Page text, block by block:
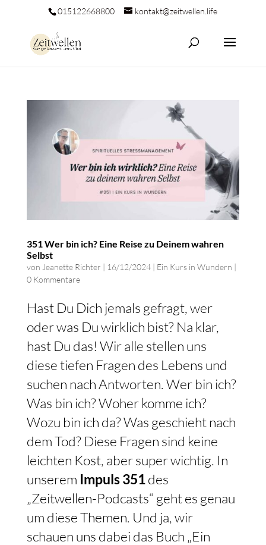
015122668800 kontakt@zeitwellen.life
351 Wer bin ich? Eine Reise zu Deinem wahren
Selbst
von Jeanette Richter | 16/12/2024| Ein Kurs in Wundern |
0 Kommentare
Hast Du Dich jemals gefragt, wer
oder was Du wirklich bist? Na klar,
hast Du das! Wir alle stellen uns
diese tiefen Fragen des Lebens und
suchen nach Antworten. Wer bin ich?
Was bin ich? Woher komme ich?
Wozu bin ich da? Was geschieht nach
dem Tod? Diese Fragen sind keine
leichten Kost, aber super wichtig. In
unserem Impuls 351des
„Zeitwellen-Podcasts“ geht es genau
um diese Themen. Und ja, wir
schauen uns dabei das Buch „Ein